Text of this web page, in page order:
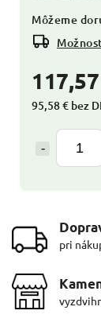
95,58 € bez
Môžeme
pri